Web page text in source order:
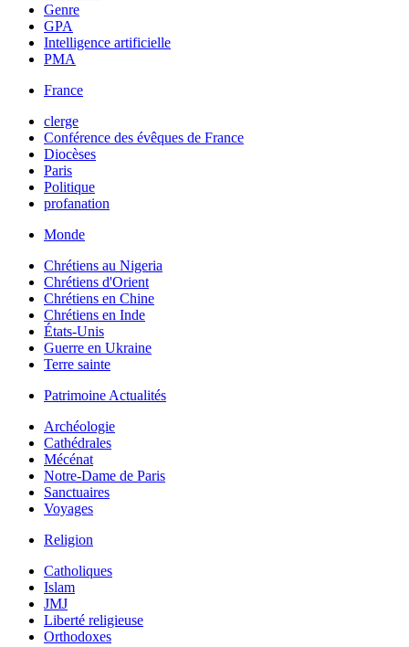
Genre
GPA
Intelligence artificielle
PMA
France
clerge
Conférence des évêques de France
Diocèses
Paris
Politique
profanation
Monde
Chrétiens au Nigeria
Chrétiens d'Orient
Chrétiens en Chine
Chrétiens en Inde
États-Unis
Guerre en Ukraine
Terre sainte
Patrimoine Actualités
Archéologie
Cathédrales
Mécénat
Notre-Dame de Paris
Sanctuaires
Voyages
Religion
Catholiques
Islam
JMJ
Liberté religieuse
Orthodoxes